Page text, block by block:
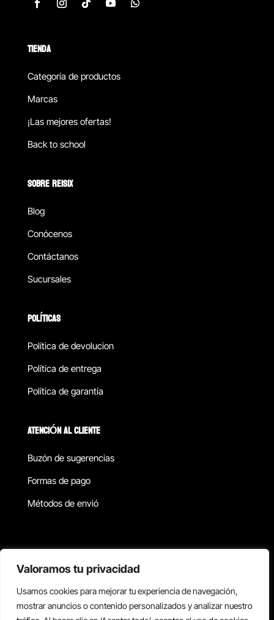
Valoramos tu privacidad
Usamos cookies para mejorar tu experiencia de navegación,
mostrar anuncios o contenido personalizados y analizar nuestro
TIENDA
Categoría de productos
Marcas
¡Las mejores ofertas!
Back to school
SOBRE REISIX
Blog
Conócenos
Contáctanos
Sucursales
POLÍTICAS
Política de devolucion
Política de entrega
Política de garantía
ATENCIÓN AL CLIENTE
Buzón de sugerencias
Formas de pago
Métodos de envió
Copyright © 2026 Reisix. Todos los derechos reservados.